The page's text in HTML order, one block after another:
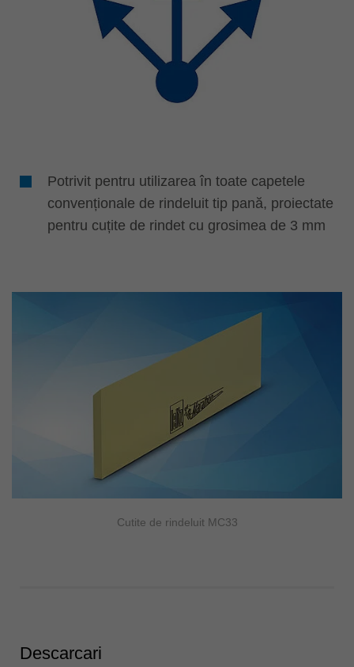
Potrivit pentru utilizarea în toate capetele
convenționale de rindeluit tip pană, proiectate
pentru cuțite de rindet cu grosimea de 3 mm
Cutite de rindeluit MC33
Descarcari